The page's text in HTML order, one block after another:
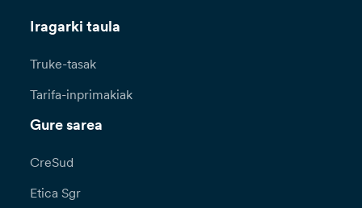
Iragarki taula
Truke-tasak
Tarifa-inprimakiak
Gure sarea
CreSud
Etica Sgr